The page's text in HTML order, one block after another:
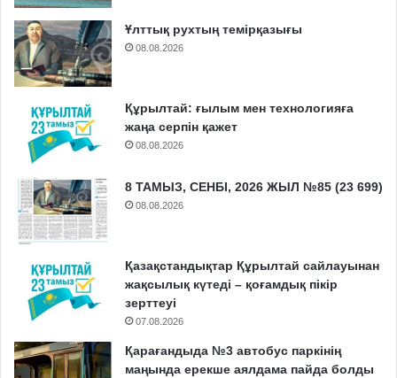
Ұлттық рухтың темірқазығы
08.08.2026
Құрылтай: ғылым мен технологияға
жаңа серпін қажет
08.08.2026
8 ТАМЫЗ, СЕНБІ, 2026 ЖЫЛ №85 (23 699)
08.08.2026
Қазақстандықтар Құрылтай сайлауынан
жақсылық күтеді – қоғамдық пікір
зерттеуі
07.08.2026
Қарағандыда №3 автобус паркінің
маңында ерекше аялдама пайда болды